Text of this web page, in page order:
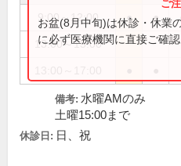
9:00～12:00 ● ●
13:00～15:00
お盆(8月中旬)は休診・休業
に必ず医療機関に直接ご確認
備考: 水曜AMのみ
土曜15:00まで
休診日: 日、祝